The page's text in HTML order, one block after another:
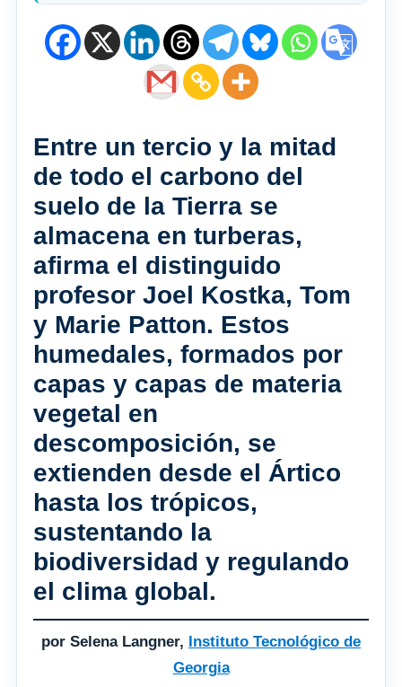
Entre un tercio y la mitad
de todo el carbono del
suelo de la Tierra se
almacena en turberas,
afirma el distinguido
profesor Joel Kostka, Tom
y Marie Patton. Estos
humedales, formados por
capas y capas de materia
vegetal en
descomposición, se
extienden desde el Ártico
hasta los trópicos,
sustentando la
biodiversidad y regulando
el clima global.
por Selena Langner, Instituto Tecnológico de
Georgia